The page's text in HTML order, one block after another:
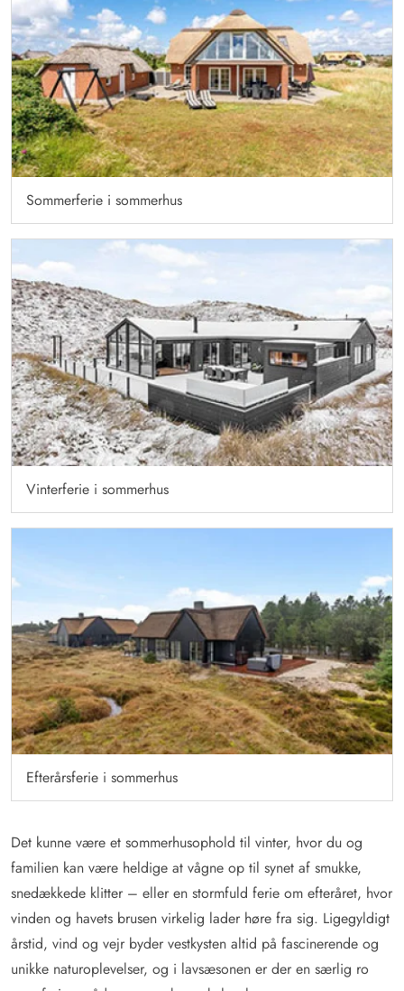
Sommerferie i sommerhus
Vinterferie i sommerhus
Efterårsferie i sommerhus
Det kunne være et sommerhusophold til vinter, hvor du og
familien kan være heldige at vågne op til synet af smukke,
snedækkede klitter – eller en stormfuld ferie om efteråret, hvor
vinden og havets brusen virkelig lader høre fra sig. Ligegyldigt
årstid, vind og vejr byder vestkysten altid på fascinerende og
unikke naturoplevelser, og i lavsæsonen er der en særlig ro